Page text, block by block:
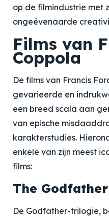
op de filmindustrie met
ongeëvenaarde
Films van
Coppola
De films van Francis
gevarieerde en
een breed scala aan
van epische
karakterstudies.
enkele van zijn meest
films:
The
De Godfather-trilogie,